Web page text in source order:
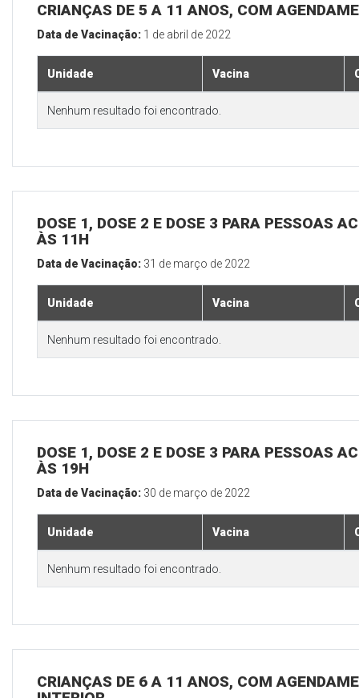
CRIANÇAS DE 5 A 11 ANOS, COM
Data de Vacinação: 1 de abril de 2022
Unidade Vacina
Nenhum resultado foi encontrado.
DOSE 1, DOSE 2 E DOSE 3 PARA PESSOAS
ÀS 11H
Data de Vacinação: 31 de março de 2022
Unidade Vacina
Nenhum resultado foi encontrado.
DOSE 1, DOSE 2 E DOSE 3 PARA PESSOAS
ÀS 19H
Data de Vacinação: 30 de março de 2022
Unidade Vacina
Nenhum resultado foi encontrado.
CRIANÇAS DE 6 A 11 ANOS, COM